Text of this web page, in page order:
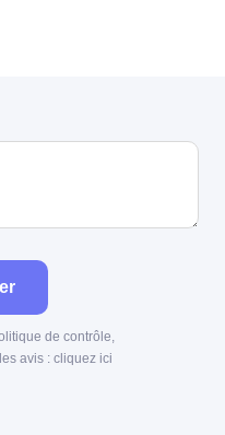
de contrôle,
avis : cliquez ici